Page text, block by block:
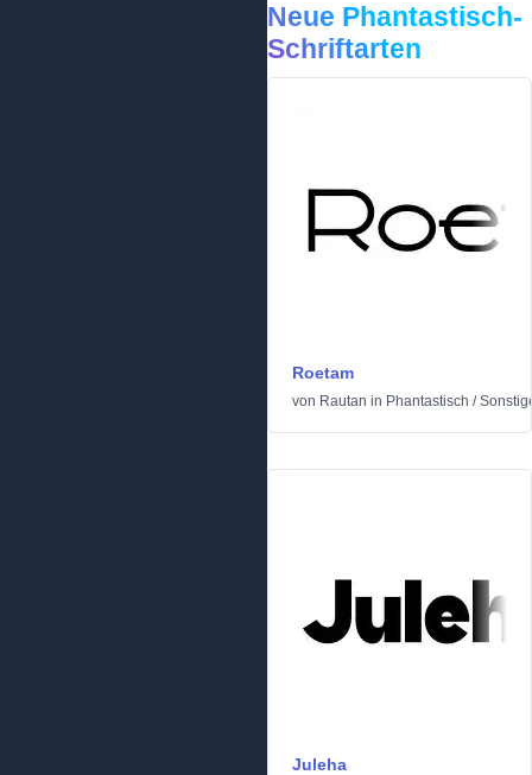
Neue Phantastisch-
Schriftarten
Roetam
von Rautan in Phantastisch /
Juleha